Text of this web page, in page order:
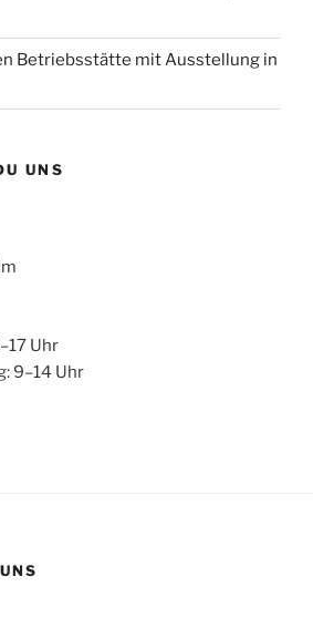
Betriebsstätte mit Ausstellung in
UNS
Uhr
9–14 Uhr